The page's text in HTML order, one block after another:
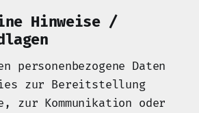
Hinweise /
personenbezogene Daten
zur Bereitstellung
zur Kommunikation oder